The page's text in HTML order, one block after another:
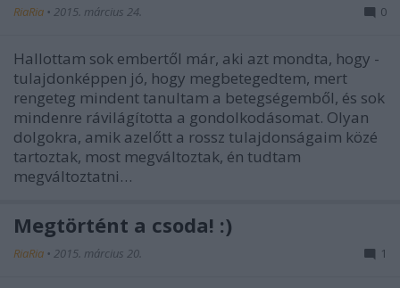
RiaRia • 2015. március 24. 0
Hallottam sok embertől már, aki azt mondta, hogy -
tulajdonképpen jó, hogy megbetegedtem, mert
rengeteg mindent tanultam a betegségemből, és sok
mindenre rávilágította a gondolkodásomat. Olyan
dolgokra, amik azelőtt a rossz tulajdonságaim közé
tartoztak, most megváltoztak, én tudtam
megváltoztatni…
Megtörtént a csoda! :)
RiaRia • 2015. március 20. 1